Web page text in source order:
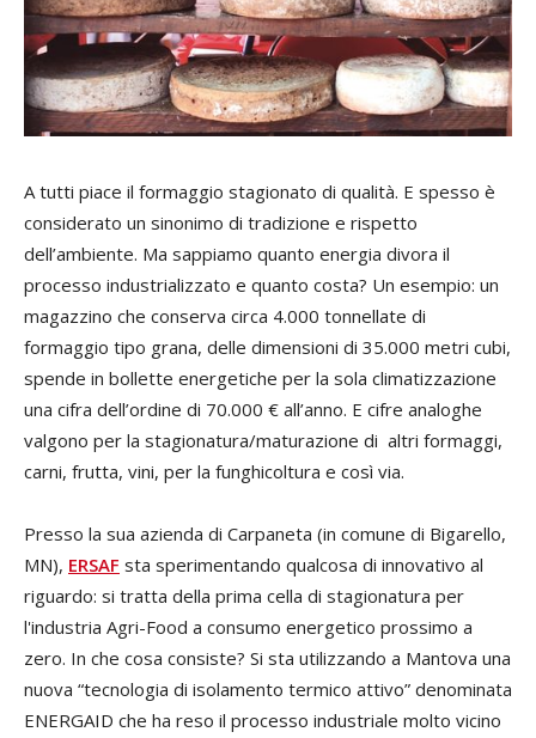
A tutti piace il formaggio stagionato di qualità. E spesso è
considerato un sinonimo di tradizione e rispetto
dell’ambiente. Ma sappiamo quanto energia divora il
processo industrializzato e quanto costa? Un esempio: un
magazzino che conserva circa 4.000 tonnellate di
formaggio tipo grana, delle dimensioni di 35.000 metri cubi,
spende in bollette energetiche per la sola climatizzazione
una cifra dell’ordine di 70.000 € all’anno. E cifre analoghe
valgono per la stagionatura/maturazione di altri formaggi,
carni, frutta, vini, per la funghicoltura e così via.
Presso la sua azienda di Carpaneta (in comune di Bigarello,
MN), ERSAF sta sperimentando qualcosa di innovativo al
riguardo: si tratta della prima cella di stagionatura per
l'industria Agri-Food a consumo energetico prossimo a
zero. In che cosa consiste? Si sta utilizzando a Mantova una
nuova “tecnologia di isolamento termico attivo” denominata
ENERGAID che ha reso il processo industriale molto vicino